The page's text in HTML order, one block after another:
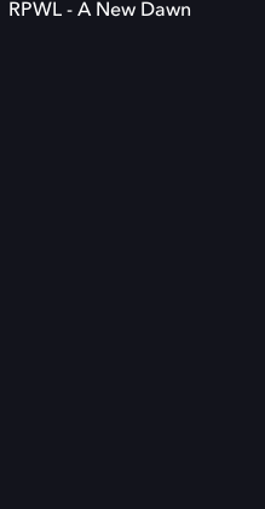
RPWL - A New Dawn